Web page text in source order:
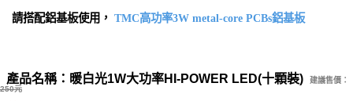
請搭配鋁基板使用， TMC高功率3W metal-core PCBs鋁基板
產品名稱：暖白光1W大功率HI-POWER LED(十顆裝)
建議售價：
250元